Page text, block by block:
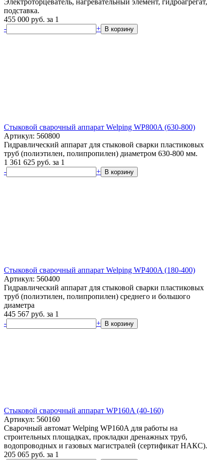
Электроторцеватель, нагревательный элемент, гидроагрегат,
подставка.
455 000 руб. за 1
-
+ В корзину
Стыковой сварочный аппарат Welping WP800A (630-800)
Артикул: 560800
Гидравлический аппарат для стыковой сварки пластиковых
труб (полиэтилен, полипропилен) диаметром 630-800 мм.
1 361 625 руб. за 1
-
+ В корзину
Стыковой сварочный аппарат Welping WP400A (180-400)
Артикул: 560400
Гидравлический аппарат для стыковой сварки пластиковых
труб (полиэтилен, полипропилен) среднего и большого
диаметра
445 567 руб. за 1
-
+ В корзину
Стыковой сварочный аппарат WP160A (40-160)
Артикул: 560160
Сварочный автомат Welping WP160A для работы на
строительных площадках, прокладки дренажных труб,
водопроводных и газовых магистралей (сертификат НАКС).
205 065 руб. за 1